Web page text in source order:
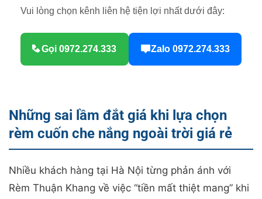
Vui lòng chọn kênh liên hệ tiện lợi nhất dưới đây:
Gọi 0972.274.333 Zalo 0972.274.333
Những sai lầm đắt giá khi lựa chọn
rèm cuốn che nắng ngoài trời giá rẻ
Nhiều khách hàng tại Hà Nội từng phản ánh với
Rèm Thuận Khang về việc “tiền mất thiệt mang” khi